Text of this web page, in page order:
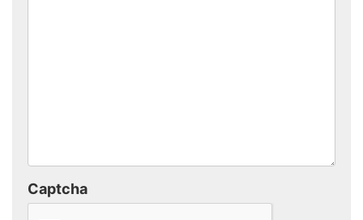
Captcha